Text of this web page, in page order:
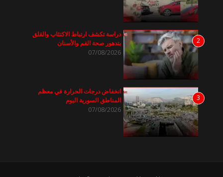
2
دراسة تكشف ارتباط الاكتئاب والقلق
بتدهور صحة الفم والأسنان
07/08/2026
3
انخفاض درجات الحرارة في معظم
المناطق السورية اليوم
07/08/2026